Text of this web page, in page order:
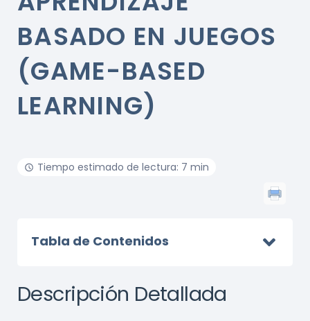
BASADO EN JUEGOS
(GAME-BASED
LEARNING)
Tiempo estimado de lectura: 7 min
Tabla de Contenidos
Descripción Detallada